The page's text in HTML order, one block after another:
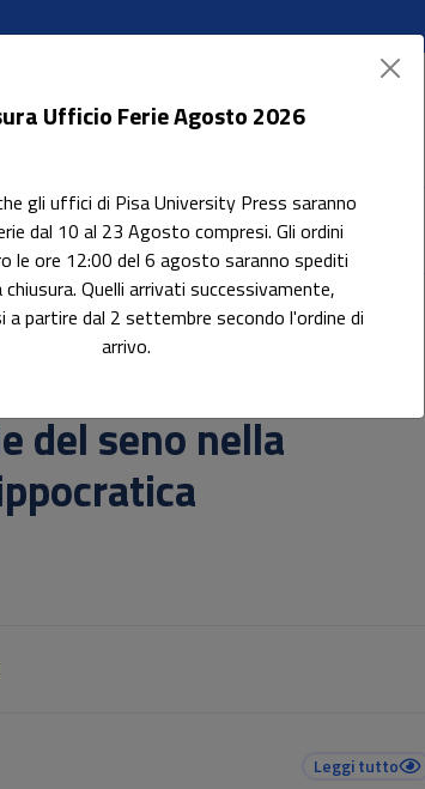
evidenzaPubblica con noi
del seno nella
Leggi tutto
Ufficio Ferie Agosto 2026
gli uffici di Pisa University Press saranno
dal 10 al 23 Agosto compresi. Gli ordini
le ore 12:00 del 6 agosto saranno spediti
chiusura. Quelli arrivati successivamente,
a partire dal 2 settembre secondo l'ordine di
arrivo.